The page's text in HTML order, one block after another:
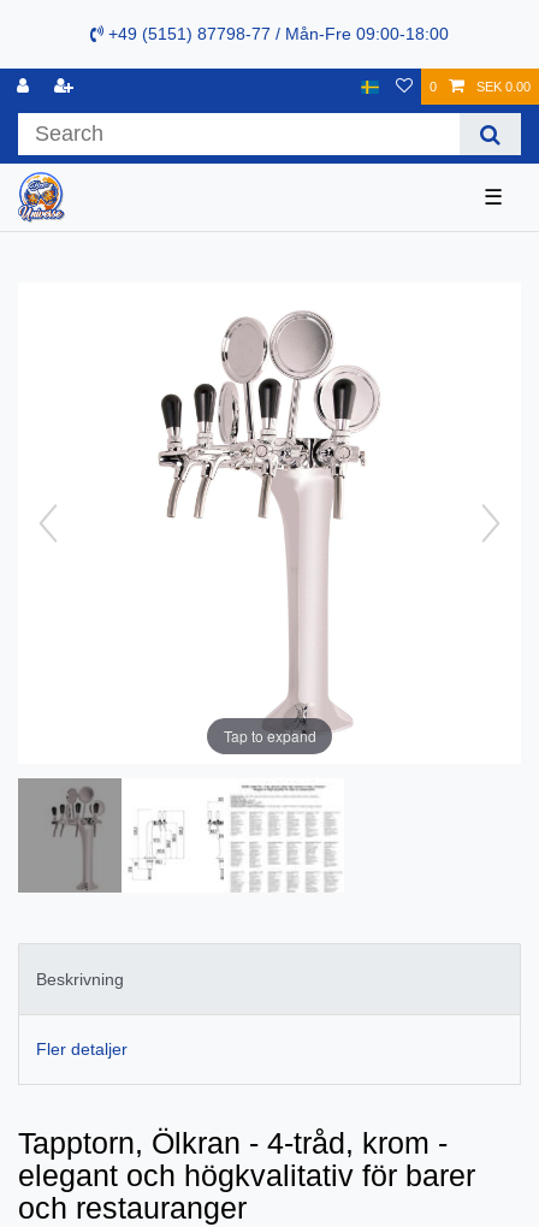
+49 (5151) 87798-77 / Mån-Fre 09:00-18:00
0 SEK 0.00
☰
Tap to expand
Beskrivning
Fler detaljer
Tapptorn, Ölkran - 4-tråd, krom -
elegant och högkvalitativ för barer
och restauranger